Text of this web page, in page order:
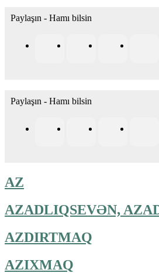
Paylaşın - Hamı bilsin
Paylaşın - Hamı bilsin
AZ
AZADLIQSEVƏN,
AZDIRTMAQ
AZIXMAQ